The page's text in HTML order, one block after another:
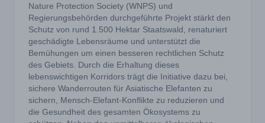
Nature Protection Society (WNPS) und
Regierungsbehörden durchgeführte Projekt stärkt den
Schutz von rund 1.500 Hektar Staatswald, renaturiert
geschädigte Lebensräume und unterstützt die
Bemühungen um einen besseren rechtlichen Schutz
des Gebiets. Durch die Erhaltung dieses
lebenswichtigen Korridors trägt die Initiative dazu bei,
sichere Wanderrouten für Asiatische Elefanten zu
sichern, Mensch-Elefant-Konflikte zu reduzieren und
die Gesundheit des gesamten Ökosystems zu